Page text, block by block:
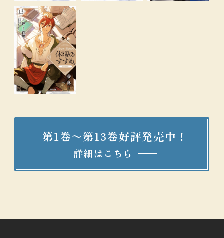
第1巻〜第13巻好評発売中！
詳細はこちら